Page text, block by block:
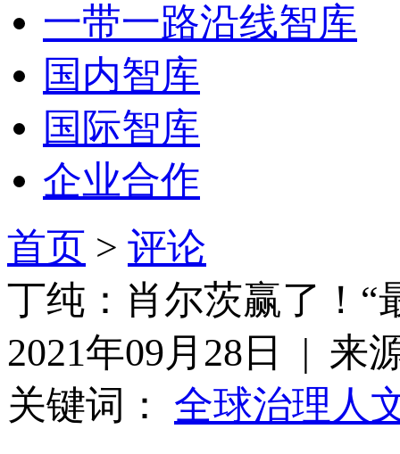
一带一路沿线智库
国内智库
国际智库
企业合作
首页 > 评论
丁纯：肖尔茨赢了！“
2021年09月28日 | 来
关键词： 全球治理 人